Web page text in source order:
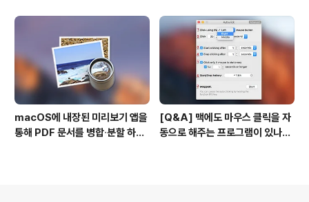
macOS에 내장된 미리보기 앱을
통해 PDF 문서를 병합∙분할 하는
[Q&A] 맥에도 마우스 클릭을 자
동으로 해주는 프로그램이 있나